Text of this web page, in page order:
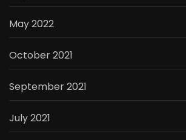
May 2022
October 2021
September 2021
July 2021